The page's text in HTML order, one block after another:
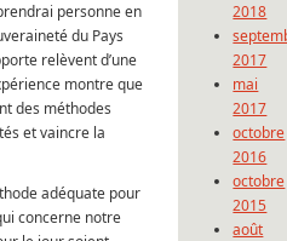
personne en
du Pays
relèvent d’une
montre que
des méthodes
et vaincre la
adéquate pour
concerne notre
2018
2017
mai
2017
octobre
2016
octobre
2015
août